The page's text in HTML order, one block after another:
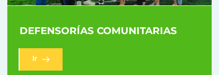
DEFENSORÍAS COMUNITARIAS
Ir